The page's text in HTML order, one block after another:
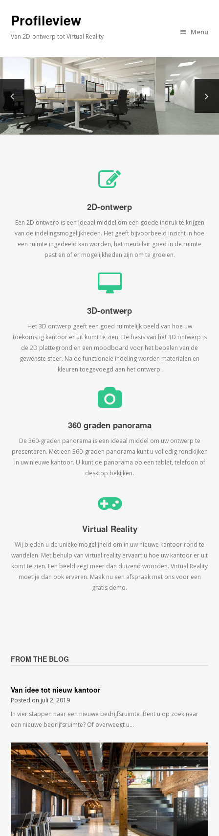
Profileview
Van 2D-ontwerp tot Virtual Reality
Menu
2D-ontwerp
Een 2D ontwerp is een ideaal middel om een goede indruk te krijgen
van de indelingsmogelijkheden. Het geeft bijvoorbeeld inzicht in hoe
een ruimte ingedeeld kan worden, het meubilair goed in de ruimte
past en of er mogelijkheden zijn om te groeien.
3D-ontwerp
Het 3D ontwerp geeft een goed ruimtelijk beeld van hoe uw
toekomstig kantoor er uit komt te zien. De basis van het 3D ontwerp is
de 2D plattegrond en een moodboard voor het bepalen van de
gewenste sfeer. Na de functionele indeling worden materialen en
kleuren toegevoegd aan het ontwerp.
360 graden panorama
De 360-graden panorama is een ideaal middel om uw ontwerp te
presenteren. Met een 360-graden panorama kunt u volledig rondkijken
in uw nieuwe kantoor. U kunt de panorama op een tablet, telefoon of
desktop bekijken.
Virtual Reality
Wij bieden u de unieke mogelijheid om in uw nieuwe kantoor rond te
wandelen. Met behulp van virtual reality ervaart u hoe uw kantoor er uit
komt te zien. Een beeld zegt meer dan duizend woorden. Virtual Reality
moet je dan ook ervaren. Maak nu een afspraak met ons voor een
gratis demo.
FROM THE BLOG
Van idee tot nieuw kantoor
Posted on juli 2, 2019
In vier stappen naar een nieuwe bedrijfsruimte Bent u op zoek naar
een nieuwe bedrijfsruimte? Of overweegt u…